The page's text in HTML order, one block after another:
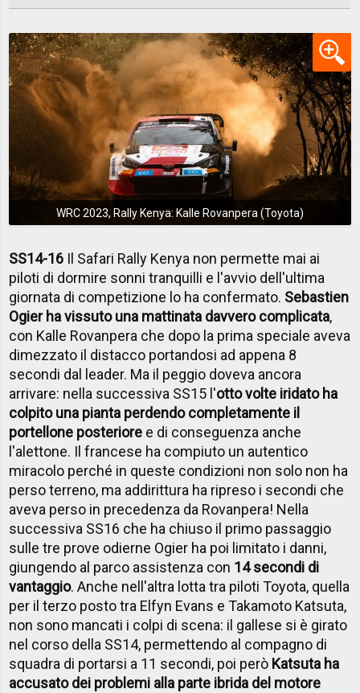
WRC 2023, Rally Kenya: Kalle Rovanpera (Toyota)
SS14-16 Il Safari Rally Kenya non permette mai ai
piloti di dormire sonni tranquilli e l'avvio dell'ultima
giornata di competizione lo ha confermato. Sebastien
Ogier ha vissuto una mattinata davvero complicata,
con Kalle Rovanpera che dopo la prima speciale aveva
dimezzato il distacco portandosi ad appena 8
secondi dal leader. Ma il peggio doveva ancora
arrivare: nella successiva SS15 l'otto volte iridato ha
colpito una pianta perdendo completamente il
portellone posteriore e di conseguenza anche
l'alettone. Il francese ha compiuto un autentico
miracolo perché in queste condizioni non solo non ha
perso terreno, ma addirittura ha ripreso i secondi che
aveva perso in precedenza da Rovanpera! Nella
successiva SS16 che ha chiuso il primo passaggio
sulle tre prove odierne Ogier ha poi limitato i danni,
giungendo al parco assistenza con 14 secondi di
vantaggio. Anche nell'altra lotta tra piloti Toyota, quella
per il terzo posto tra Elfyn Evans e Takamoto Katsuta,
non sono mancati i colpi di scena: il gallese si è girato
nel corso della SS14, permettendo al compagno di
squadra di portarsi a 11 secondi, poi però Katsuta ha
accusato dei problemi alla parte ibrida del motore